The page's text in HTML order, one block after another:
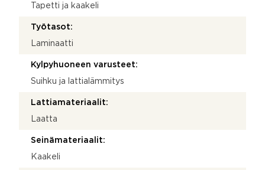
Tapetti ja kaakeli
Työtasot:
Laminaatti
Kylpyhuoneen varusteet:
Suihku ja lattialämmitys
Lattiamateriaalit:
Laatta
Seinämateriaalit:
Kaakeli